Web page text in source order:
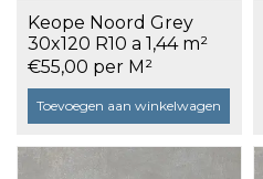
Keope Noord Grey
30x120 R10 a 1,44 m²
€55,00 per M²
Toevoegen aan winkelwagen